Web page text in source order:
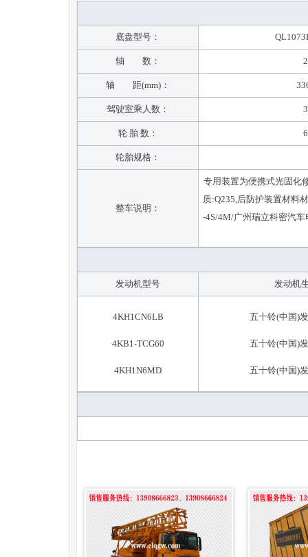
底盘型号：
轴 数： 2
轴 距(mm)：
驾驶室乘人数： 3
轮 胎 数： 6
轮胎规格：
整车说明：
专用装置为便携式光固化
质:Q235,后防护装置材料
-4S/4M/广州瑞立科密汽
发动机型号 发动机
4KH1CN6LB
4KB1-TCG60
4KH1N6MD
五十铃(中国)
五十铃(中国)
五十铃(中国)